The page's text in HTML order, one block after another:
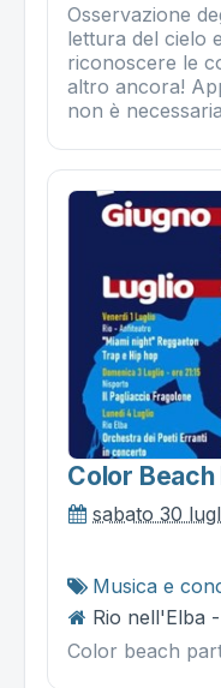
Osservazione
lettura del cielo
riconoscere le
altro ancora!
non è
Color
sabato 30
Musica e
Rio nell'Elba
Color beach